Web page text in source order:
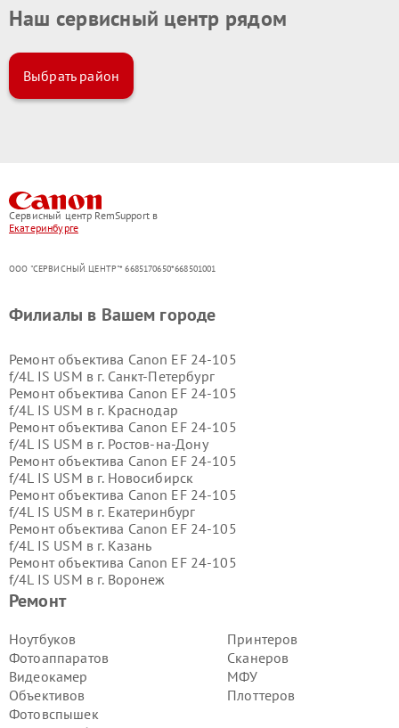
Наш сервисный центр рядом
Выбрать район
Сервисный центр RemSupport в
Екатеринбурге
ООО "СЕРВИСНЫЙ ЦЕНТР"* 6685170650*668501001
Ремонт
Ноутбуков
Фотоаппаратов
Видеокамер
Объективов
Фотовспышек
Принтеров
Сканеров
МФУ
Плоттеров
Филиалы в Вашем городе
Ремонт объектива Canon EF 24-105
f/4L IS USM в г. Санкт-Петербург
Ремонт объектива Canon EF 24-105
f/4L IS USM в г. Краснодар
Ремонт объектива Canon EF 24-105
f/4L IS USM в г. Ростов-на-Дону
Ремонт объектива Canon EF 24-105
f/4L IS USM в г. Новосибирск
Ремонт объектива Canon EF 24-105
f/4L IS USM в г. Екатеринбург
Ремонт объектива Canon EF 24-105
f/4L IS USM в г. Казань
Ремонт объектива Canon EF 24-105
f/4L IS USM в г. Воронеж
Ремонт объектива Canon EF 24-105
Ремонт объектива Canon EF 24-105
f/4L IS USM в г.
Ремонт объектива Canon EF 24-105
f/4L IS USM в г.
Ремонт объектива Canon EF 24-105
f/4L IS USM в г.